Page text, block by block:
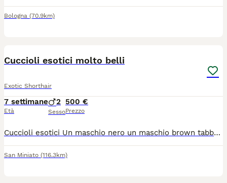
Bologna (70.9km)
Cuccioli esotici molto belli
Exotic Shorthair
7 settimane
Età
2
Sesso
500 €
Prezzo
Cuccioli esotici Un maschio nero un maschio brown tabby. Molto affettuosi e belli. Adatti in ambiente familiare
San Miniato (116.3km)